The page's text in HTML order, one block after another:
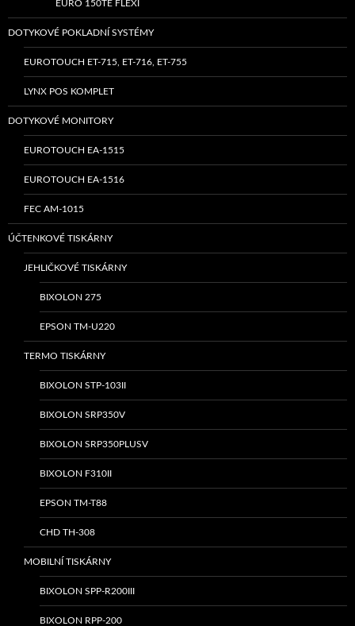
EURO 150TE FLEXI
DOTYKOVÉ POKLADNÍ SYSTÉMY
EUROTOUCH ET-715, ET-716, ET-755
LYNX POS KOMPLET
DOTYKOVÉ MONITORY
EUROTOUCH EA-1515
EUROTOUCH EA-1516
FEC AM-1015
ÚČTENKOVÉ TISKÁRNY
JEHLIČKOVÉ TISKÁRNY
BIXOLON 275
EPSON TM-U220
TERMO TISKÁRNY
BIXOLON STP-103II
BIXOLON SRP350V
BIXOLON SRP350PLUSV
BIXOLON F310II
EPSON TM-T88
CHD TH-308
MOBILNÍ TISKÁRNY
BIXOLON SPP-R200III
BIXOLON RPP-200